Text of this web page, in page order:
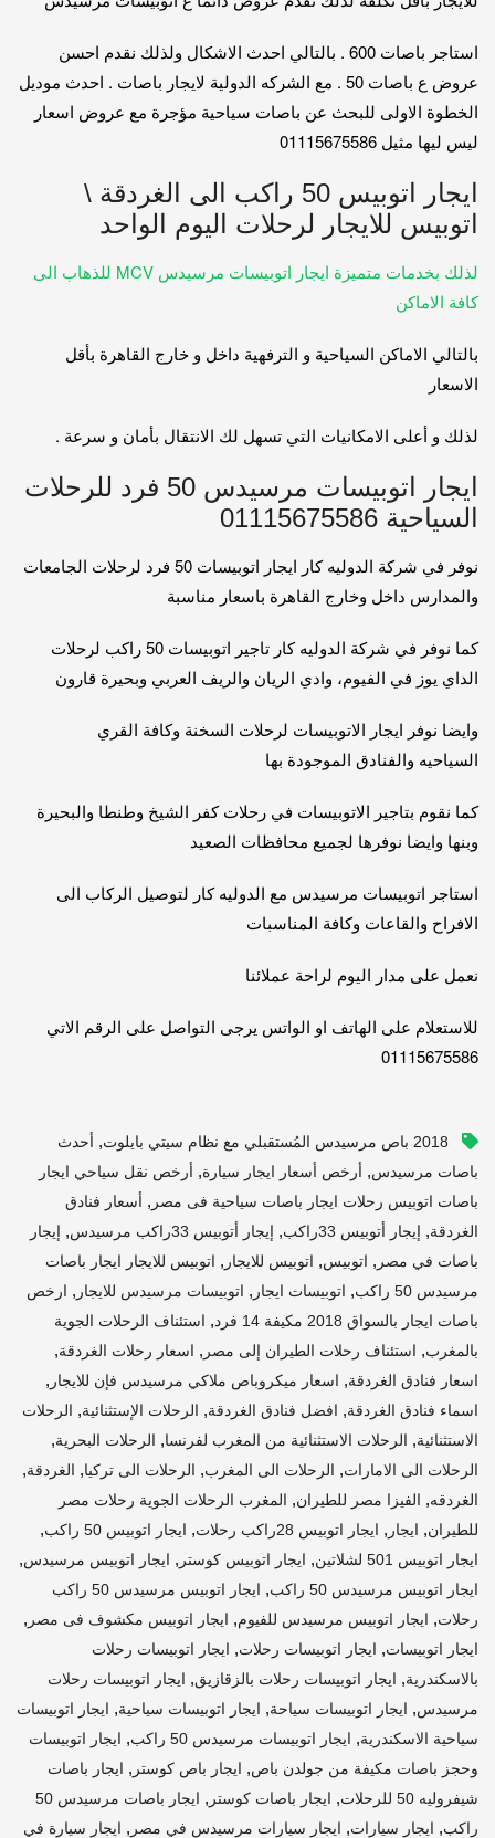
استاجر باصات 600 . بالتالي احدث الاشكال ولذلك نقدم احسن
عروض ع باصات 50 . مع الشركه الدولية لايجار باصات . احدث موديل
الخطوة الاولى للبحث عن باصات سياحية مؤجرة مع عروض اسعار
ليس ليها مثيل 01115675586
ايجار اتوبيس 50 راكب الى الغردقة \
اتوبيس للايجار لرحلات اليوم الواحد
لذلك بخدمات متميزة ايجار اتوبيسات مرسيدس MCV للذهاب الى
كافة الاماكن
بالتالي الاماكن السياحية و الترفهية داخل و خارج القاهرة بأقل
الاسعار
لذلك و أعلى الامكانيات التي تسهل لك الانتقال بأمان و سرعة .
ايجار اتوبيسات مرسيدس 50 فرد للرحلات
السياحية 01115675586
نوفر في شركة الدوليه كار ايجار اتوبيسات 50 فرد لرحلات الجامعات
والمدارس داخل وخارج القاهرة باسعار مناسبة
كما نوفر في شركة الدوليه كار تاجير اتوبيسات 50 راكب لرحلات
الداي يوز في الفيوم، وادي الريان والريف العربي وبحيرة قارون
وايضا نوفر ايجار الاتوبيسات لرحلات السخنة وكافة القري
السياحيه والفنادق الموجودة بها
كما نقوم بتاجير الاتوبيسات في رحلات كفر الشيخ وطنطا والبحيرة
وبنها وايضا نوفرها لجميع محافظات الصعيد
استاجر اتوبيسات مرسيدس مع الدوليه كار لتوصيل الركاب الى
الافراح والقاعات وكافة المناسبات
نعمل على مدار اليوم لراحة عملائنا
للاستعلام على الهاتف او الواتس يرجى التواصل على الرقم الاتي
01115675586
2018 باص مرسيدس المُستقبلي مع نظام سيتي بايلوت , أحدث
باصات مرسيدس, أرخص أسعار ايجار سيارة, أرخص نقل سياحي ايجار
باصات اتوبيس رحلات ايجار باصات سياحية فى مصر , أسعار فنادق
الغردقة, إيجار أتوبيس 33راكب , إيجار أتوبيس 33راكب مرسيدس , إيجار
باصات في مصر , اتوبيس, اتوبيس للايجار , اتوبيس للايجار ايجار باصات
مرسيدس 50 راكب
, اتوبيسات ايجار , اتوبيسات مرسيدس للايجار , ارخص
باصات ايجار بالسواق 2018 مكيفة 14 فرد
, استئناف الرحلات الجوية
بالمغرب, استئناف رحلات الطيران إلى مصر , اسعار رحلات الغردقة,
اسعار فنادق الغردقة, اسعار ميكروباص ملاكي مرسيدس فإن للايجار ,
اسماء فنادق الغردقة, افضل فنادق الغردقة, الرحلات الإستثنائية, الرحلات
الاستثنائية, الرحلات الاستثنائية من المغرب لفرنسا, الرحلات البحرية,
الرحلات الى الامارات, الرحلات الى المغرب, الرحلات الى تركيا, الغردقة,
الغردقه, الفيزا مصر للطيران, المغرب الرحلات الجوية رحلات مصر
للطيران, ايجار , ايجار اتوبيس 28راكب رحلات , ايجار اتوبيس 50 راكب ,
ايجار اتوبيس 501 لشلاتين , ايجار اتوبيس كوستر , ايجار اتوبيس مرسيدس,
ايجار اتوبيس مرسيدس 50 راكب ,
ايجار اتوبيس مرسيدس 50 راكب
رحلات, ايجار اتوبيس مرسيدس للفيوم, ايجار اتوبيس مكشوف فى مصر ,
ايجار اتوبيسات, ايجار اتوبيسات رحلات, ايجار اتوبيسات رحلات
بالاسكندرية, ايجار اتوبيسات رحلات بالزقازيق, ايجار اتوبيسات رحلات
مرسيدس, ايجار اتوبيسات سياحة, ايجار اتوبيسات سياحية, ايجار اتوبيسات
سياحية الاسكندرية, ايجار اتوبيسات مرسيدس 50 راكب , ايجار اتوبيسات
وحجز باصات مكيفة من جولدن باص, ايجار باص كوستر , ايجار باصات
شيفروليه 50 للرحلات
, ايجار باصات كوستر ,
ايجار باصات مرسيدس 50
راكب, ايجار سيارات, ايجار سيارات مرسيدس في مصر , ايجار سيارة في